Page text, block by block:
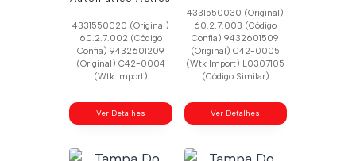
4331550020 (Original)
60.2.7.002 (Código
Confia) 9432601209
(Original) C42-0004
(Wtk Import)
Ver Detalhes
4331550030 (Original)
60.2.7.003 (Código
Confia) 9432601509
(Original) C42-0005
(Wtk Import) L0307105
(Código Similar)
Ver Detalhes